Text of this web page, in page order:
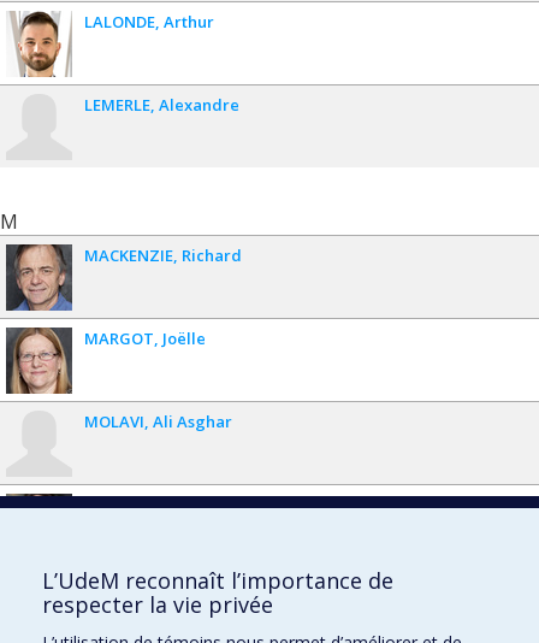
LALONDE Arthur
LEMERLE Alexandre
M
MACKENZIE Richard
MARGOT Joëlle
MOLAVI Ali Asghar
MOUSSEAU Normand
L’UdeM reconnaît l’importance de
respecter la vie privée